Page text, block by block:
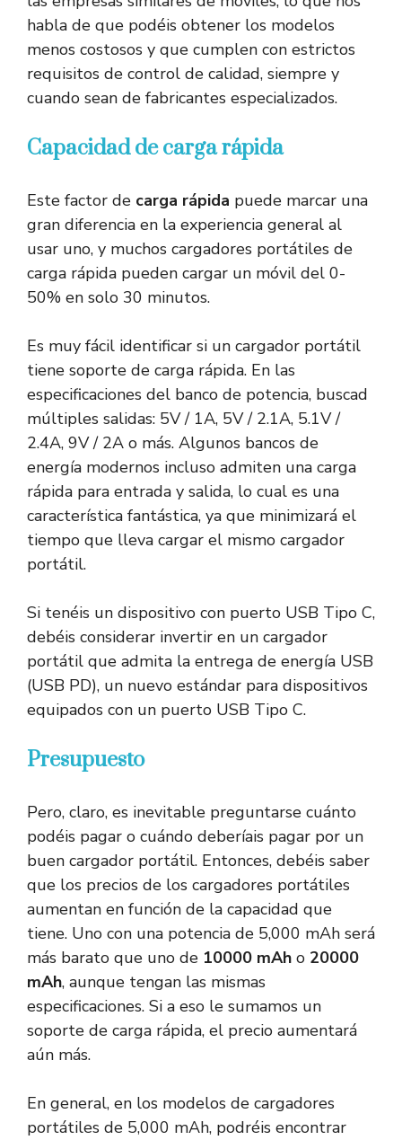
habla de que podéis obtener los modelos
menos costosos y que cumplen con estrictos
requisitos de control de calidad, siempre y
cuando sean de fabricantes especializados.
Capacidad de carga rápida
Este factor de carga rápida puede marcar una
gran diferencia en la experiencia general al
usar uno, y muchos cargadores portátiles de
carga rápida pueden cargar un móvil del 0-
50% en solo 30 minutos.
Es muy fácil identificar si un cargador portátil
tiene soporte de carga rápida. En las
especificaciones del banco de potencia, buscad
múltiples salidas: 5V / 1A, 5V / 2.1A, 5.1V /
2.4A, 9V / 2A o más. Algunos bancos de
energía modernos incluso admiten una carga
rápida para entrada y salida, lo cual es una
característica fantástica, ya que minimizará el
tiempo que lleva cargar el mismo cargador
portátil.
Si tenéis un dispositivo con puerto USB Tipo C,
debéis considerar invertir en un cargador
portátil que admita la entrega de energía USB
(USB PD), un nuevo estándar para dispositivos
equipados con un puerto USB Tipo C.
Presupuesto
Pero, claro, es inevitable preguntarse cuánto
podéis pagar o cuándo deberíais pagar por un
buen cargador portátil. Entonces, debéis saber
que los precios de los cargadores portátiles
aumentan en función de la capacidad que
tiene. Uno con una potencia de 5,000 mAh será
más barato que uno de 10000 mAh o 20000
mAh, aunque tengan las mismas
especificaciones. Si a eso le sumamos un
soporte de carga rápida, el precio aumentará
aún más.
En general, en los modelos de cargadores
portátiles de 5,000 mAh, podréis encontrar